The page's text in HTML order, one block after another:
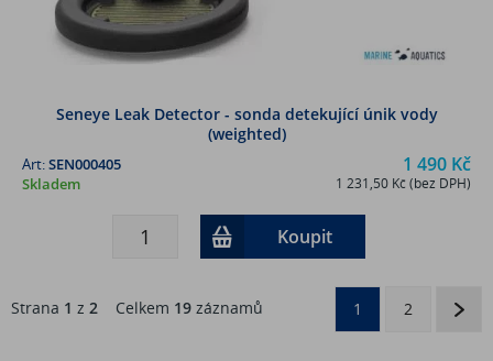
Seneye Leak Detector - sonda detekující únik vody
(weighted)
1 490 Kč
1 231,50 Kč (bez DPH)
Art:SEN000405
Skladem
Koupit
Strana 1 z 2 Celkem 19 záznamů 1 2